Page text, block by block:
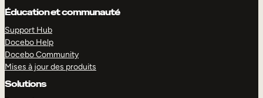
Éducation et communauté
Support Hub
Docebo Help
Docebo Community
Mises à jour des produits
Solutions